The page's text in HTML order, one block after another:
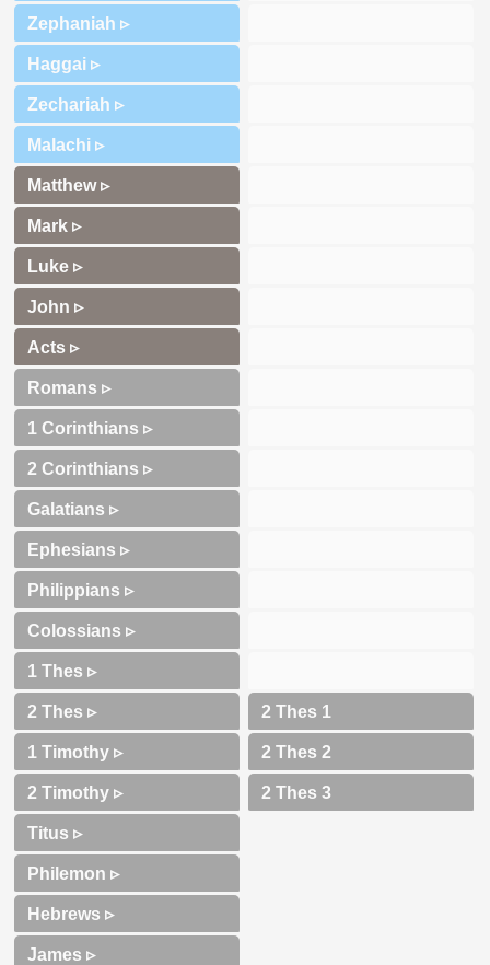
Zephaniah ▹
Haggai ▹
Zechariah ▹
Malachi ▹
Matthew ▹
Mark ▹
Luke ▹
John ▹
Acts ▹
Romans ▹
1 Corinthians ▹
2 Corinthians ▹
Galatians ▹
Ephesians ▹
Philippians ▹
Colossians ▹
1 Thes ▹
2 Thes ▹
1 Timothy ▹
2 Timothy ▹
Titus ▹
Philemon ▹
Hebrews ▹
James ▹